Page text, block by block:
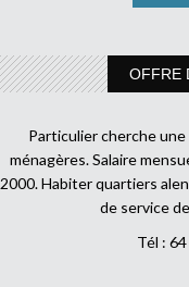
OFFRE
Particulier cherche
ménagères. Salaire
2000. Habiter quartiers
de service
Tél :